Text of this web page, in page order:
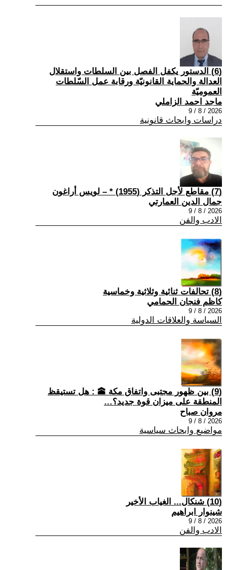
(6) الدستور يكفل الفصل بين السلطات واستقلال
العدالة والحماية القانونيّة ورقابة عمل السّلطات
العموميّة
ماجد احمد الزاملي
2026 / 8 / 9
دراسات وابحاث قانونية
(7) مقاطع لأجل التذكر (1955) * – لويس أراغون
جمال الدين العمارتي
2026 / 8 / 9
الادب والفن
(8) تحالفات ثنائية وثلاثية وخماسية
كاظم فنجان الحمامي
2026 / 8 / 9
السياسة والعلاقات الدولية
(9) بين ظهور مجتبى واتفاق مكة 🕋 : هل تستيقظ
المنطقة على ميزان قوة جديد؟…
مروان صباح
2026 / 8 / 9
مواضيع وابحاث سياسية
(10) شنكال... الغياب الأخير
شينوار ابراهيم
2026 / 8 / 9
الادب والفن